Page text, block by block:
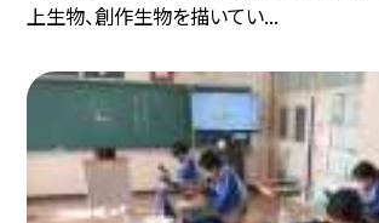
上生物、創作生物を描いてい...